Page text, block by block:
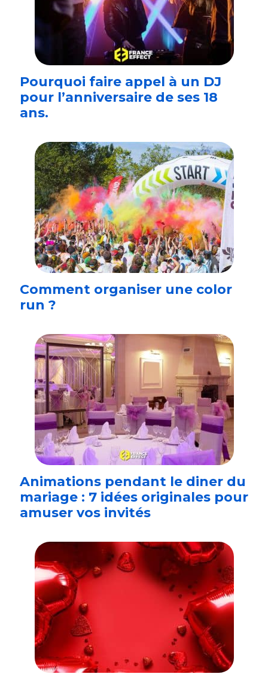
Pourquoi faire appel à un DJ
pour l’anniversaire de ses 18
ans.
Comment organiser une color
run ?
Animations pendant le diner du
mariage : 7 idées originales pour
amuser vos invités